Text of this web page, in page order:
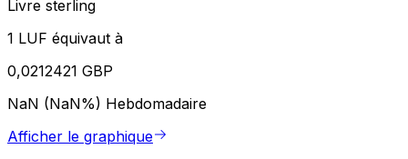
Livre sterling
1 LUF équivaut à
0,0212421 GBP
NaN (NaN%) Hebdomadaire
Afficher le graphique